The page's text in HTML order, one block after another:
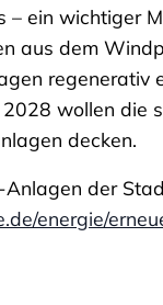
– ein wichtiger
aus dem
regenerativ
wollen die
decken.
Anlagen der
energie/